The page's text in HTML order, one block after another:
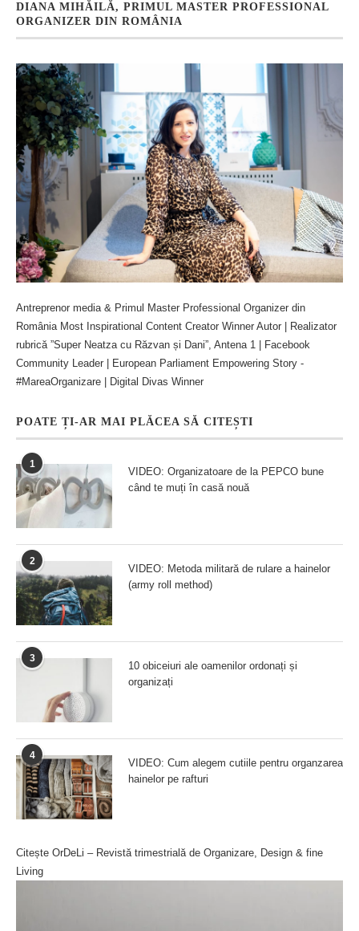
DIANA MIHĂILĂ, PRIMUL MASTER PROFESSIONAL
ORGANIZER DIN ROMÂNIA
Antreprenor media & Primul Master Professional Organizer din
România Most Inspirational Content Creator Winner Autor | Realizator
rubrică ”Super Neatza cu Răzvan și Dani”, Antena 1 | Facebook
Community Leader | European Parliament Empowering Story -
#MareaOrganizare | Digital Divas Winner
POATE ȚI-AR MAI PLĂCEA SĂ CITEȘTI
1
VIDEO: Organizatoare de la PEPCO bune
când te muți în casă nouă
2
VIDEO: Metoda militară de rulare a hainelor
(army roll method)
3
10 obiceiuri ale oamenilor ordonați și
organizați
4
VIDEO: Cum alegem cutiile pentru organzarea
hainelor pe rafturi
Citește OrDeLi – Revistă trimestrială de Organizare, Design & fine
Living